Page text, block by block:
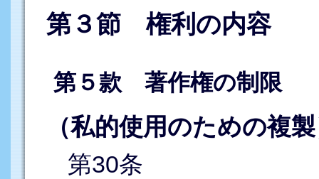
第３節 権利の内容
第５款 著作権の制限
（私的使用のための複
第30条